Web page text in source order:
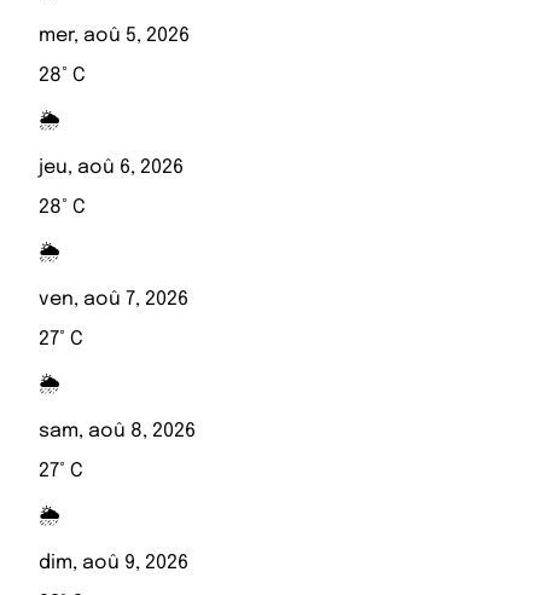
mer, aoû 5, 2026
28° C
🌦️
jeu, aoû 6, 2026
28° C
🌦️
ven, aoû 7, 2026
27° C
🌦️
sam, aoû 8, 2026
27° C
🌦️
dim, aoû 9, 2026